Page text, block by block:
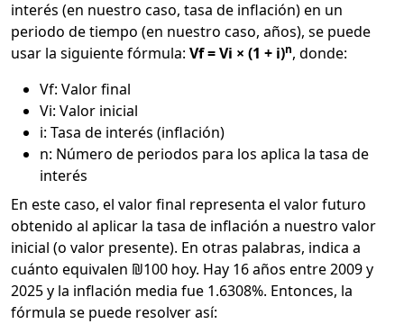
interés (en nuestro caso, tasa de inflación) en un
periodo de tiempo (en nuestro caso, años), se puede
usar la siguiente fórmula: Vf = Vi × (1 + i)n, donde:
Vf: Valor final
Vi: Valor inicial
i: Tasa de interés (inflación)
n: Número de periodos para los aplica la tasa de
interés
En este caso, el valor final representa el valor futuro
obtenido al aplicar la tasa de inflación a nuestro valor
inicial (o valor presente). En otras palabras, indica a
cuánto equivalen ₪100 hoy. Hay 16 años entre 2009 y
2025 y la inflación media fue 1.6308%. Entonces, la
fórmula se puede resolver así: